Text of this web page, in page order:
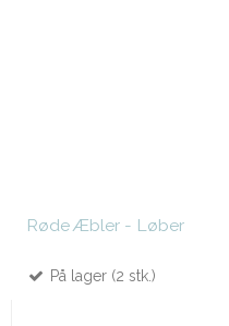
Røde Æbler - Løber
På lager (2 stk.)